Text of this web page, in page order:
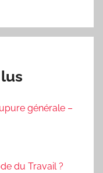
générale –
du Travail ?